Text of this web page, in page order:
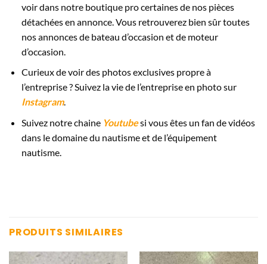
voir dans notre boutique pro certaines de nos pièces
détachées en annonce. Vous retrouverez bien sûr toutes
nos annonces de bateau d’occasion et de moteur
d’occasion.
Curieux de voir des photos exclusives propre à
l’entreprise ? Suivez la vie de l’entreprise en photo sur
Instagram.
Suivez notre chaine Youtubesi vous êtes un fan de vidéos
dans le domaine du nautisme et de l’équipement
nautisme.
PRODUITS SIMILAIRES